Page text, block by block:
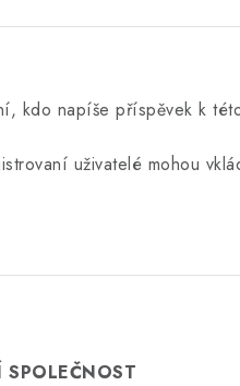
kdo napíše příspěvek k
uživatelé mohou
SPOLEČNOST